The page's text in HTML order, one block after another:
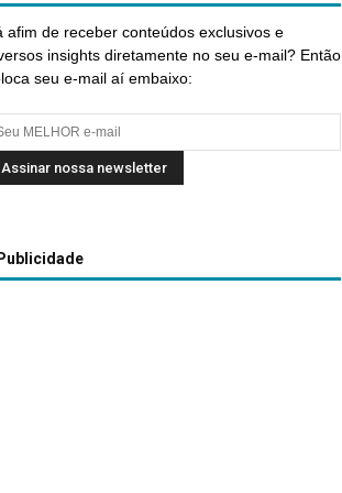
afim de receber conteúdos exclusivos e
insights diretamente no seu e-mail? Então
seu e-mail aí embaixo:
Publicidade